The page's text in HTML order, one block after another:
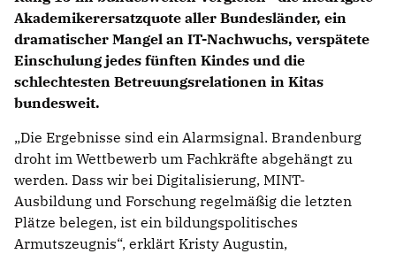
Akademikerersatzquote aller Bundesländer, ein
dramatischer Mangel an IT-Nachwuchs, verspätete
Einschulung jedes fünften Kindes und die
schlechtesten Betreuungsrelationen in Kitas
bundesweit.
Die Ergebnisse sind ein Alarmsignal. Brandenburg
droht im Wettbewerb um Fachkräfte abgehängt zu
werden. Dass wir bei Digitalisierung, MINT-
Ausbildung und Forschung regelmäßig die letzten
Plätze belegen, ist ein bildungspolitisches
Armutszeugnis“, erklärt Kristy Augustin,